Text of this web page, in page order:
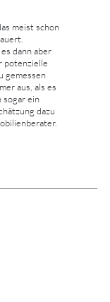
meist schon
dann aber
potenzielle
gemessen
aus, als es
sogar ein
dazu